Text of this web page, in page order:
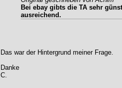
Bei ebay gibts die TA sehr
ausreichend.
Das war der Hintergrund meiner Frage.
Danke
C.